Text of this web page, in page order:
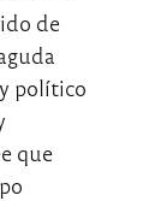
de
político
que